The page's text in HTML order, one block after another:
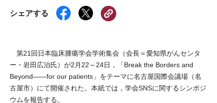
シェアする
第21回日本臨床腫瘍学会学術集会（会長＝愛知県がんセンタ
ー・岩田広治氏）が2月22～24日，「Break the Borders and
Beyond――for our patients」をテーマに名古屋国際会議場（名
古屋市）にて開催された。本紙では，学会SNSに関するシンポジ
ウムを報告する。